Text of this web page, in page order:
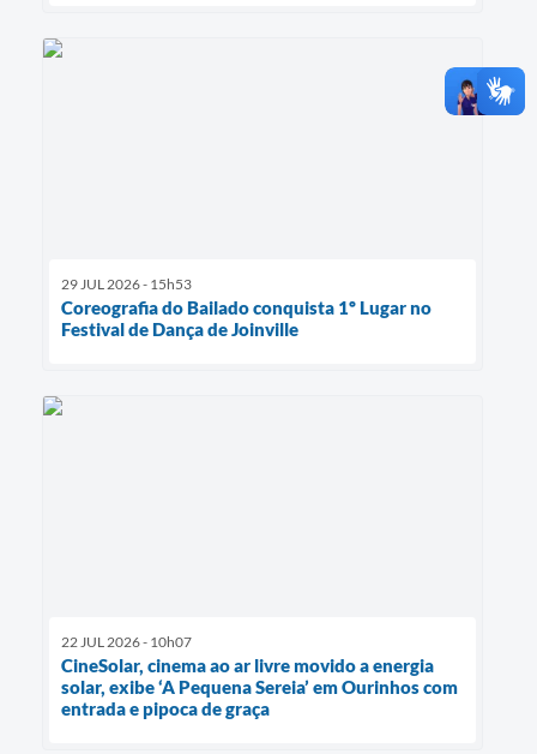
29 JUL 2026 - 15h53
Coreografia do Bailado conquista 1º Lugar no
Festival de Dança de Joinville
22 JUL 2026 - 10h07
CineSolar, cinema ao ar livre movido a energia
solar, exibe ‘A Pequena Sereia’ em Ourinhos com
entrada e pipoca de graça